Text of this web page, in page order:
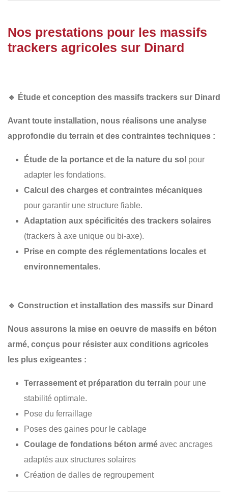
Nos prestations pour les massifs
trackers agricoles sur Dinard
🔹 Étude et conception des massifs trackers sur Dinard
Avant toute installation, nous réalisons une analyse
approfondie du terrain et des contraintes techniques :
Étude de la portance et de la nature du sol pour
adapter les fondations.
Calcul des charges et contraintes mécaniques
pour garantir une structure fiable.
Adaptation aux spécificités des trackers solaires
(trackers à axe unique ou bi-axe).
Prise en compte des réglementations locales et
environnementales.
🔹 Construction et installation des massifs sur Dinard
Nous assurons la mise en oeuvre de massifs en béton
armé, conçus pour résister aux conditions agricoles
les plus exigeantes :
Terrassement et préparation du terrain pour une
stabilité optimale.
Pose du ferraillage
Poses des gaines pour le cablage
Coulage de fondations béton armé avec ancrages
adaptés aux structures solaires
Création de dalles de regroupement